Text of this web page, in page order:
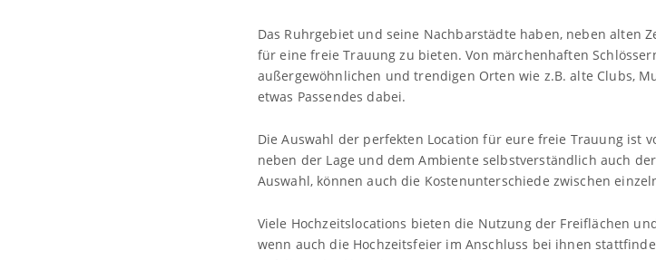
Das Ruhrgebiet und seine Nachbarstädte haben, neben alten
für eine freie Trauung zu bieten. Von märchenhaften
außergewöhnlichen und trendigen Orten wie z.B. alte Clubs,
etwas Passendes dabei.
Die Auswahl der perfekten Location für eure freie Trauung ist
neben der Lage und dem Ambiente selbstverständlich auch
Auswahl, können auch die Kostenunterschiede zwischen
Viele Hochzeitslocations bieten die Nutzung der Freiflächen
wenn auch die Hochzeitsfeier im Anschluss bei ihnen